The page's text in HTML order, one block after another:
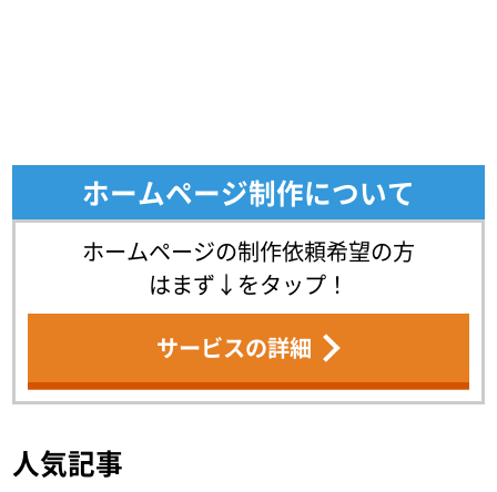
ホームページ制作について
ホームページの制作依頼希望の方
はまず↓をタップ！
サービスの詳細
人気記事